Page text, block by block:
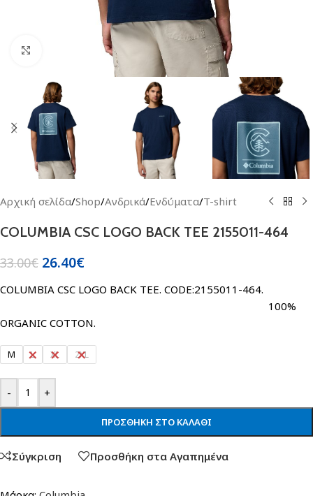
Click to enlarge
Αρχική σελίδα/Shop/Ανδρικά/Ενδύματα/T-shirt
COLUMBIA CSC LOGO BACK TEE 2155011-464
33.00€ 26.40€
COLUMBIA CSC LOGO BACK TEE. CODE:2155011-464.
100%
ORGANIC COTTON.
M L XL 2XL
- +
ΠΡΟΣΘΉΚΗ ΣΤΟ ΚΑΛΆΘΙ
Σύγκριση Προσθήκη στα Αγαπημένα